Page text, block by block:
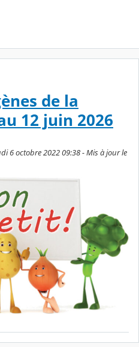
de la
12 juin 2026
6 octobre 2022 09:38 - Mis à jour le